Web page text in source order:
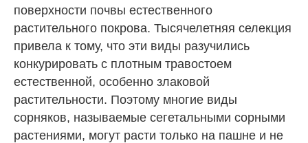
поверхности почвы естественного
растительного покрова. Тысячелетняя селекция
привела к тому, что эти виды разучились
конкурировать с плотным травостоем
естественной, особенно злаковой
растительности. Поэтому многие виды
сорняков, называемые сегетальными сорными
растениями, могут расти только на пашне и не